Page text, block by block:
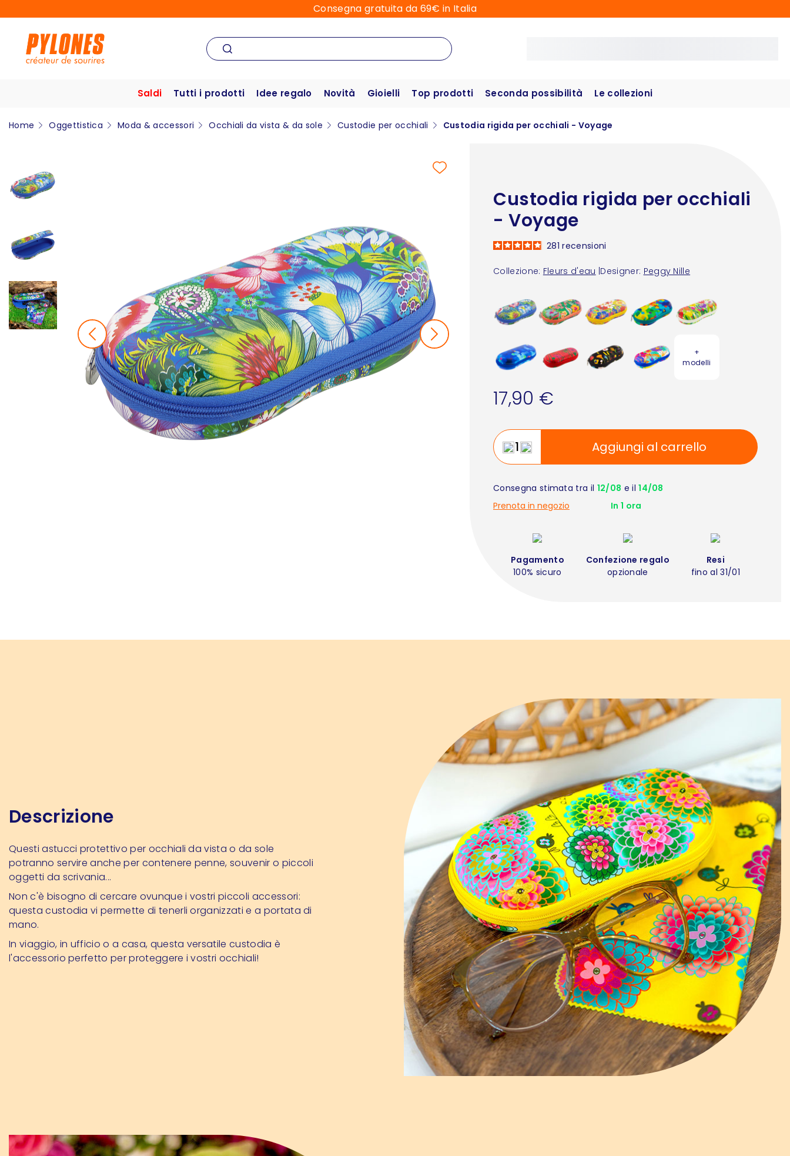
Consegna gratuita da 69€ in Italia
Saldi Tutti i prodotti Idee regalo Novità Gioielli Top prodotti Seconda possibilità Le collezioni
Home Oggettistica Moda & accessori Occhiali da vista & da sole Custodie per occhiali Custodia rigida per occhiali - Voyage
Custodia rigida per occhiali
- Voyage
Collezione: Fleurs d'eau Designer: Peggy Nille
281recensioni
+
modelli
17,90 €
Aggiungi al carrello
Consegna stimata tra il 12/08 e il14/08
Prenota in negozio
In 1 ora
Pagamento
100% sicuro
Confezione regalo
opzionale
Resi
fino al 31/01
Descrizione
Questi astucci protettivo per occhiali da vista o da sole
potranno servire anche per contenere penne, souvenir o piccoli
oggetti da scrivania...
Non c'è bisogno di cercare ovunque i vostri piccoli accessori:
questa custodia vi permette di tenerli organizzati e a portata di
mano.
In viaggio, in ufficio o a casa, questa versatile custodia è
l'accessorio perfetto per proteggere i vostri occhiali!